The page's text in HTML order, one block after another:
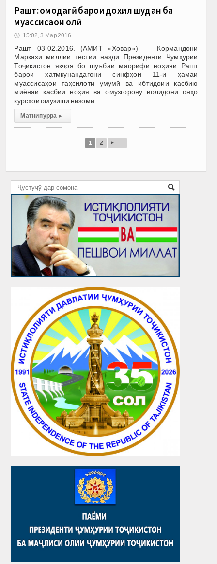
Рашт: омодагӣ барои дохил шудан ба
муассисаҳои олӣ
🕔 15:02, 3.Мар 2016
Рашт, 03.02.2016. (АМИТ «Ховар»). — Кормандони
Маркази миллии тестии назди Президенти Ҷумҳурии
Тоҷикистон якҷоя бо шуъбаи маорифи ноҳияи Рашт
барои хатмкунандагони синфҳои 11-и ҳамаи
муассисаҳои таҳсилоти умумӣ ва ибтидоии касбию
миёнаи касбии ноҳия ва омӯзгорону волидони онҳо
курсҳои омӯзиши низоми
Матни пурра ▸
1 2 ▸